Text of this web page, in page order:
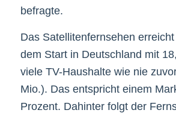
befragte.
Das Satellitenfernsehen
dem Start in Deutschland mit
viele TV-Haushalte wie nie
Mio.). Das entspricht einem
Prozent. Dahinter folgt der